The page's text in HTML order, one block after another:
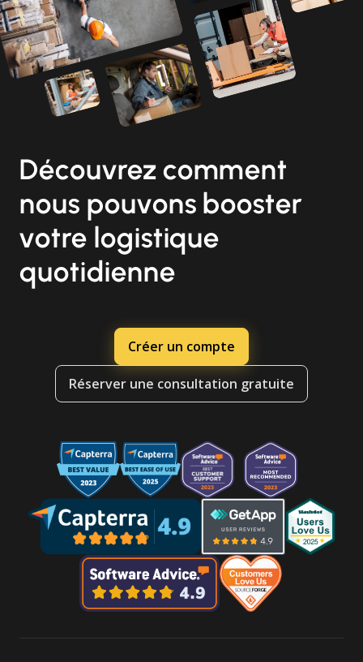
Découvrez comment
nous pouvons booster
votre logistique
quotidienne
Créer un compte
Réserver une consultation gratuite